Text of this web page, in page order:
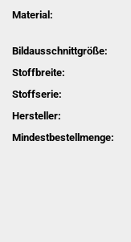
Material:
Bildausschnittgröße:
Stoffbreite:
Stoffserie:
Hersteller:
Mindestbestellmenge: